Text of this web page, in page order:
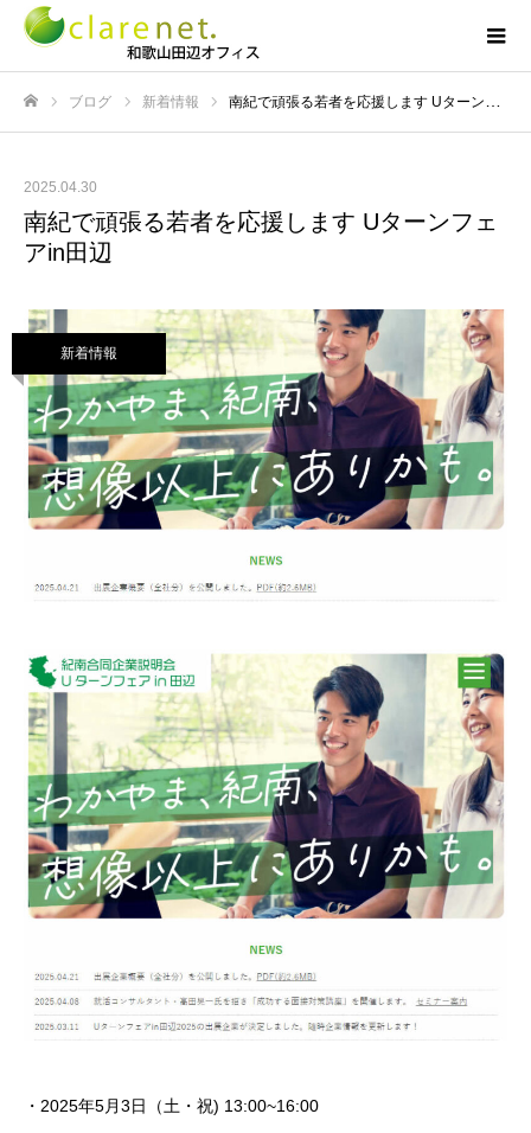
ブログ 新着情報 南紀で頑張る若者を応援します Uターンフェアin田辺
2025.04.30
南紀で頑張る若者を応援します Uターンフェ
アin田辺
新着情報
・2025年5月3日（土・祝) 13:00~16:00